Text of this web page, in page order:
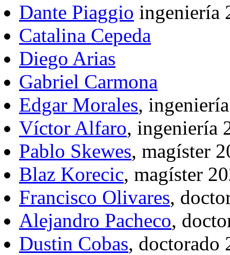
Dante Piaggio ingeniería
Catalina Cepeda
Diego Arias
Gabriel Carmona
Edgar Morales,
Víctor Alfaro, ingeniería
Pablo Skewes, magíster
Blaz Korecic, magíster
Francisco Olivares,
Alejandro Pacheco,
Dustin Cobas, doctorado